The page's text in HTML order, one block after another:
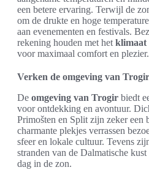
een betere ervaring. Terwijl de
om de drukte en hoge
aan evenementen en festivals.
rekening houden met het klimaat
voor maximaal comfort en plezier.
Verken de omgeving van Trogir
De omgeving van Trogir biedt
voor ontdekking en avontuur.
Primošten en Split zijn zeker een
charmante plekjes verrassen
sfeer en lokale cultuur. Tevens
stranden van de Dalmatische
dag in de zon.